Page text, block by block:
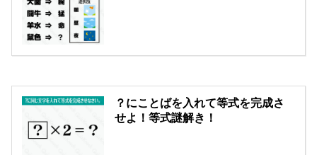
？にことばを入れて等式を完成さ
せよ！等式謎解き！